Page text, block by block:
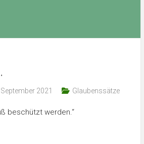
September 2021 Glaubenssätze
beschützt werden.“